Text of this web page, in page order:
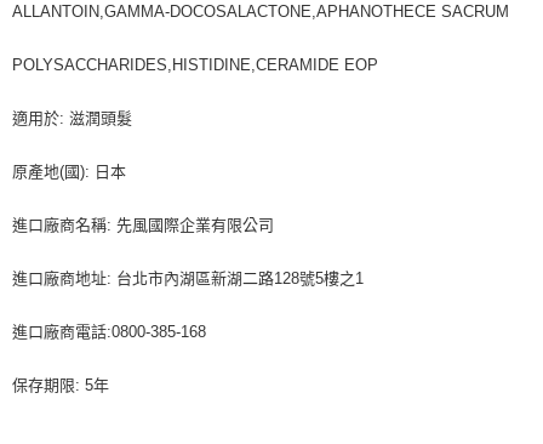
ALLANTOIN,GAMMA-DOCOSALACTONE,APHANOTHECE SACRUM
POLYSACCHARIDES,HISTIDINE,CERAMIDE EOP
適用於: 滋潤頭髮
原產地(國): 日本
進口廠商名稱: 先風國際企業有限公司
進口廠商地址: 台北市內湖區新湖二路128號5樓之1
進口廠商電話:0800-385-168
保存期限: 5年